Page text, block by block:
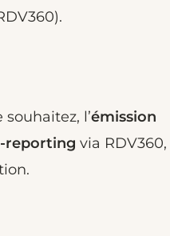
l’émission
reporting via RDV360,